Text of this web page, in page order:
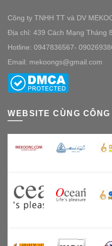
Công ty TNHH TT và DV
Địa chỉ: 439 Cách Mạng Tháng
Hotline: 0947836567-
Email: mekoongs@gmail.com
WEBSITE CÙNG CÔNG